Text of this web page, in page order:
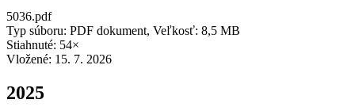
5036.pdf
Typ súboru: PDF dokument, Veľkosť: 8,5 MB
Stiahnuté: 54×
Vložené: 15. 7. 2026
2025